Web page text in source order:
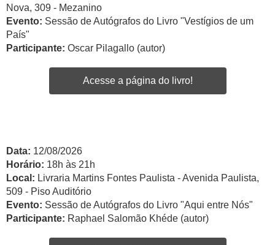
Nova, 309 - Mezanino
Evento: Sessão de Autógrafos do Livro "Vestígios de um
País"
Participante: Oscar Pilagallo (autor)
Acesse a página do livro!
Data: 12/08/2026
Horário: 18h às 21h
Local: Livraria Martins Fontes Paulista - Avenida Paulista,
509 - Piso Auditório
Evento: Sessão de Autógrafos do Livro "Aqui entre Nós"
Participante: Raphael Salomão Khéde (autor)